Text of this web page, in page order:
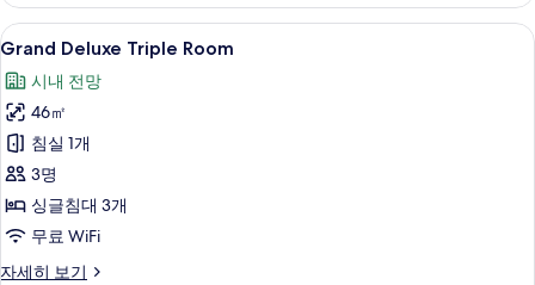
자
세
보
기
Grand
Deluxe
Triple
Room
사
진
모
두
보
Grand Deluxe Triple Room | 고급 침
6
Grand Deluxe Triple Room
시내 전망
46㎡
침실 1개
3명
싱글침대 3개
무료 WiFi
자세히 보기
Grand